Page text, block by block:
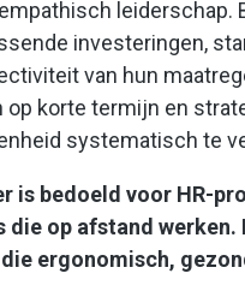
investeringen,
van hun
op korte termijn en
systematisch te
is bedoeld voor HR-
die op afstand
ergonomisch,